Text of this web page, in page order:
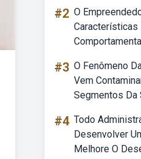
#2 O
Características
#3 O Fenômeno
Vem
Segmentos Da
#4 Todo
Desenvolver
Melhore O